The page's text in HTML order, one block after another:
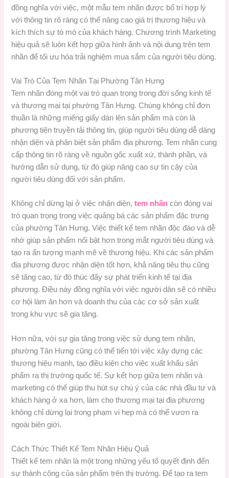
đồng nghĩa với việc, một mẫu tem nhãn được bố trí hợp lý
với thông tin rõ ràng có thể nâng cao giá trị thương hiệu và
kích thích sự tò mò của khách hàng. Chương trình Marketing
hiệu quả sẽ luôn kết hợp giữa hình ảnh và nội dung trên tem
nhãn để tối ưu hóa trải nghiệm mua sắm của người tiêu dùng.
Vai Trò Của Tem Nhãn Tại Phường Tân Hưng
Tem nhãn đóng một vai trò quan trọng trong đời sống kinh tế
và thương mại tại phường Tân Hưng. Chúng không chỉ đơn
thuần là những miếng giấy dán lên sản phẩm mà còn là
phương tiện truyền tải thông tin, giúp người tiêu dùng dễ dàng
nhận diện và phân biệt sản phẩm địa phương. Tem nhãn cung
cấp thông tin rõ ràng về nguồn gốc xuất xứ, thành phần, và
hướng dẫn sử dụng, từ đó giúp nâng cao sự tin cậy của
người tiêu dùng đối với sản phẩm.
Không chỉ dừng lại ở việc nhận diện,tem nhãn còn đóng vai
trò quan trọng trong việc quảng bá các sản phẩm đặc trưng
của phường Tân Hưng. Việc thiết kế tem nhãn độc đáo và dễ
nhớ giúp sản phẩm nổi bật hơn trong mắt người tiêu dùng và
tạo ra ấn tượng mạnh mẽ về thương hiệu. Khi các sản phẩm
địa phương được nhận diện tốt hơn, khả năng tiêu thụ cũng
sẽ tăng cao, từ đó thúc đẩy sự phát triển kinh tế tại địa
phương. Điều này đồng nghĩa với việc người dân sẽ có nhiều
cơ hội làm ăn hơn và doanh thu của các cơ sở sản xuất
trong khu vực sẽ gia tăng.
Hơn nữa, với sự gia tăng trong việc sử dụng tem nhãn,
phường Tân Hưng cũng có thể tiến tới việc xây dựng các
thương hiệu mạnh, tạo điều kiện cho việc xuất khẩu sản
phẩm ra thị trường quốc tế. Sự kết hợp giữa tem nhãn và
marketing có thể giúp thu hút sự chú ý của các nhà đầu tư và
khách hàng ở xa hơn, làm cho thương mại tại địa phương
không chỉ dừng lại trong phạm vi hẹp mà có thể vươn ra
ngoài biên giới.
Cách Thức Thiết Kế Tem Nhãn Hiệu Quả
Thiết kế tem nhãn là một trong những yếu tố quyết định đến
sự thành công của sản phẩm trên thị trường. Để tạo ra tem